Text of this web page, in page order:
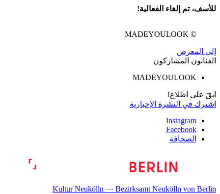
للأسف، تم إلغاء الفعالية!
© MADEYOULOOK
إلى المعرض
الفنانون المشاركون
MADEYOULOOK
ابقَ على اطلاع!
اشترك في النشرة الإخبارية
Instagram
Facebook
الصحافة
Kultur Neukölln — Bezirksamt Neukölln von Berlin